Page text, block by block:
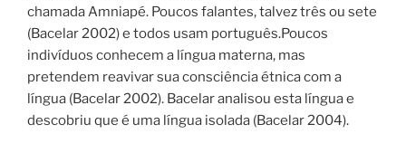
chamada Amniapé. Poucos falantes, talvez três ou sete
(Bacelar 2002) e todos usam português.Poucos
indivíduos conhecem a língua materna, mas
pretendem reavivar sua consciência étnica com a
língua (Bacelar 2002). Bacelar analisou esta língua e
descobriu que é uma língua isolada (Bacelar 2004).